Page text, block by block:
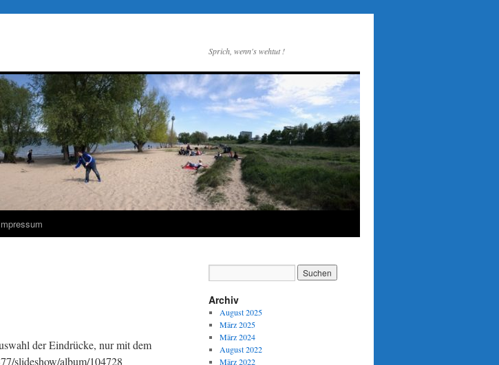
Sprich, wenn's wehtut !
der Eindrücke, nur mit dem
slideshow/album/104728
Archiv
August 2025
März 2025
März 2024
August 2022
März 2022